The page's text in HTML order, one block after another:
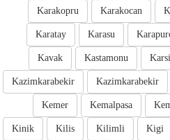
Karakocan
Karakopru
Karasu
Karatay
Kastamonu
Kavak
Kazimkarabekir
Kazimkarabekir
Kemalpasa
Kemer
Kigi
Kilimli
Kilis
Kinik